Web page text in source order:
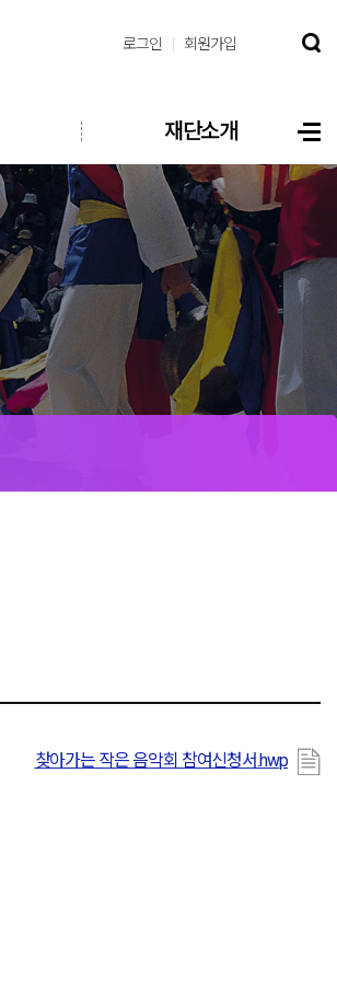
로그인 회원가입
재단소개
찾아가는 작은 음악회 참여신청서.hwp